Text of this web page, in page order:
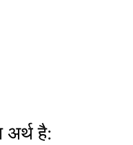
अर्थ है: